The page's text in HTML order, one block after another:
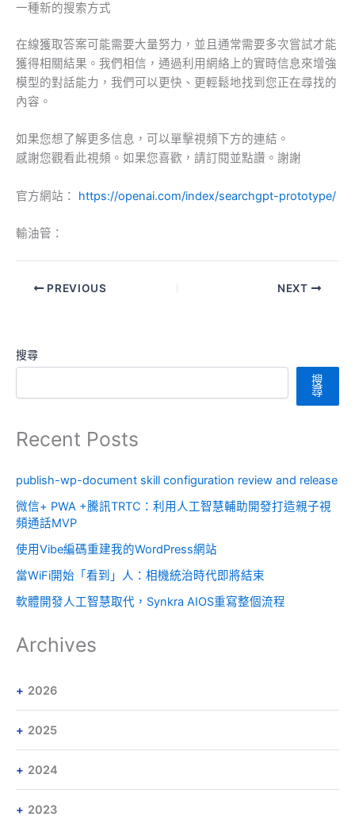
一種新的搜索方式
在線獲取答案可能需要大量努力，並且通常需要多次嘗試才能
獲得相關結果。我們相信，通過利用網絡上的實時信息來增強
模型的對話能力，我們可以更快、更輕鬆地找到您正在尋找的
內容。
如果您想了解更多信息，可以單擊視頻下方的連結。
感謝您觀看此視頻。如果您喜歡，請訂閱並點讚。謝謝
官方網站： https://openai.com/index/searchgpt-prototype/
輸油管：
PREVIOUS NEXT
搜尋
搜
尋
Recent Posts
publish-wp-document skill configuration review and release
微信+ PWA +騰訊TRTC：利用人工智慧輔助開發打造親子視
頻通話MVP
使用Vibe編碼重建我的WordPress網站
當WiFi開始「看到」人：相機統治時代即將結束
軟體開發人工智慧取代，Synkra AIOS重寫整個流程
Archives
2026
2025
2024
2023